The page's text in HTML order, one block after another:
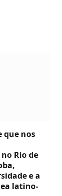
que nos
Rio de
e a
latino-